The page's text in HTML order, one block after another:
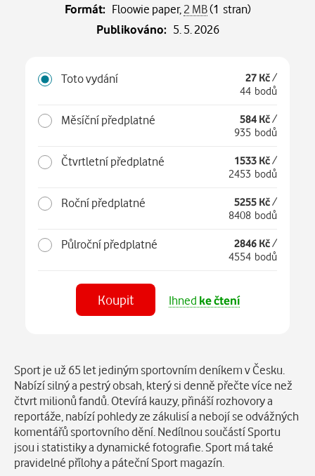
Formát: Floowie paper, 2 MB(1 stran)
Publikováno: 5. 5. 2026
Toto vydání 27 Kč/
44 bodů
Měsíční předplatné 584 Kč/
935 bodů
Čtvrtletní předplatné 1533 Kč/
2453 bodů
Roční předplatné 5255 Kč/
8408 bodů
Půlroční předplatné 2846 Kč/
4554 bodů
Koupit Ihned ke čtení
Popis
Sport je už 65 let jediným sportovním deníkem v Česku.
Nabízí silný a pestrý obsah, který si denně přečte více než
čtvrt milionů fandů. Otevírá kauzy, přináší rozhovory a
reportáže, nabízí pohledy ze zákulisí a nebojí se odvážných
komentářů sportovního dění. Nedílnou součástí Sportu
jsou i statistiky a dynamické fotografie. Sport má také
pravidelné přílohy a páteční Sport magazín.